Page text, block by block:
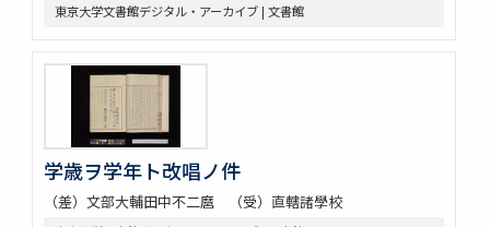
東京大学文書館デジタル・アーカイブ | 文書館
学歳ヲ学年ト改唱ノ件
（差）文部大輔田中不二麿 （受）直轄諸學校